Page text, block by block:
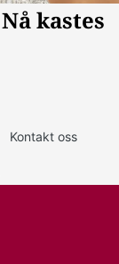
Kontakt oss